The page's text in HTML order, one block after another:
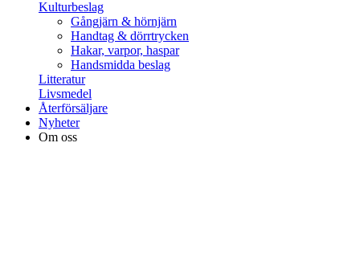
Kulturbeslag
Gångjärn & hörnjärn
Handtag & dörrtrycken
Hakar, varpor, haspar
Handsmidda beslag
Litteratur
Livsmedel
Återförsäljare
Nyheter
Om oss